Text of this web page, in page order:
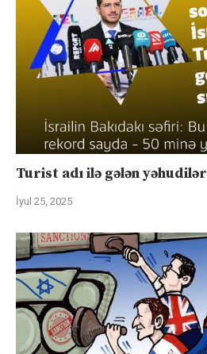
Turist adı ilə gələn yəhudilər
İyul 25, 2025